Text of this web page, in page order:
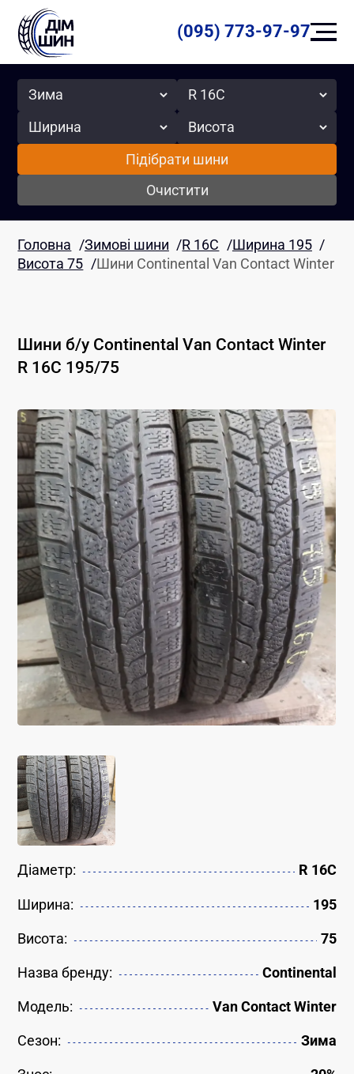
(095) 773-97-97
Сезон Радіус
Ширина Висота
Підібрати шини
Очистити
Головна /Зимові шини /R 16C /Ширина 195 /
Висота 75 /Шини Continental Van Contact Winter
Шини б/у Continental Van Contact Winter
R 16C 195/75
Діаметр: R 16C
Ширина: 195
Висота: 75
Назва бренду: Continental
Модель: Van Contact Winter
Сезон: Зима